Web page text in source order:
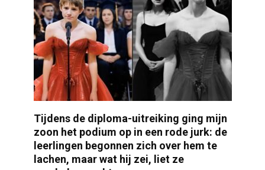
Tijdens de diploma-uitreiking ging mijn
zoon het podium op in een rode jurk: de
leerlingen begonnen zich over hem te
lachen, maar wat hij zei, liet ze